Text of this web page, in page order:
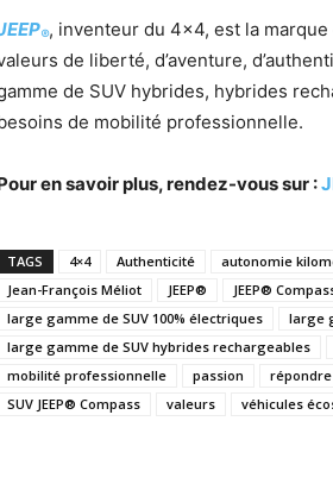
®, inventeur du 4×4, est la
de liberté, d’aventure,
de SUV hybrides, hybrides
de mobilité professionnelle.
en savoir plus, rendez-vous sur :
TAGS 4×4 Authenticité autonomie
Jean-François Méliot
JEEP® JEEP®
large gamme de SUV 100% électriques
large
large gamme de SUV hybrides rechargeables
mobilité professionnelle
passion
SUV JEEP® Compass
valeurs véhicules